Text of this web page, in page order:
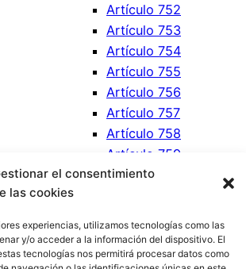
el consentimiento
las cookies
experiencias, utilizamos tecnologías como las
y/o acceder a la información del dispositivo. El
tecnologías nos permitirá procesar datos como
Artículo 752
Artículo 753
Artículo 754
Artículo 755
Artículo 756
Artículo 757
Artículo 758
Artículo 759
Artículo 760